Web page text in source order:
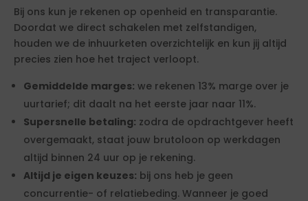
Bij ons kun je rekenen op openheid en transparantie.
Doordat we direct schakelen met zelfstandigen,
houden we de inhuurketen overzichtelijk en kun jij altijd
precies zien hoe het traject verloopt.
Gemiddelde marges: we rekenen 13% marge over je
uurtarief; dit daalt na het eerste jaar naar 11%.
Supersnelle betaling: zodra de opdrachtgever heeft
overgemaakt, staat jouw brutoloon op werkdagen
altijd binnen 24 uur op je rekening.
Altijd je eigen keuzes: bij ons heb je geen
concurrentie- of relatiebeding. Wanneer je goed